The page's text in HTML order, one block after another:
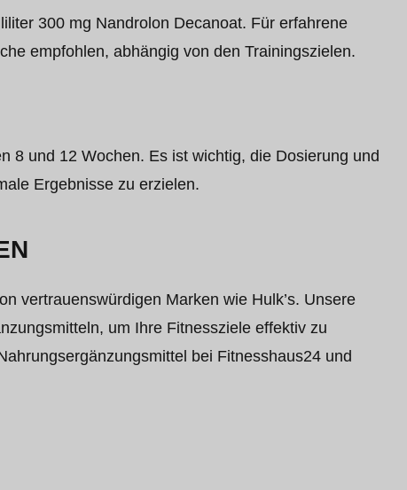
300 mg Nandrolon Decanoat. Für erfahrene
empfohlen, abhängig von den Trainingszielen.
8 und 12 Wochen. Es ist wichtig, die Dosierung und
Ergebnisse zu erzielen.
vertrauenswürdigen Marken wie Hulk’s. Unsere
um Ihre Fitnessziele effektiv zu
bei Fitnesshaus24 und